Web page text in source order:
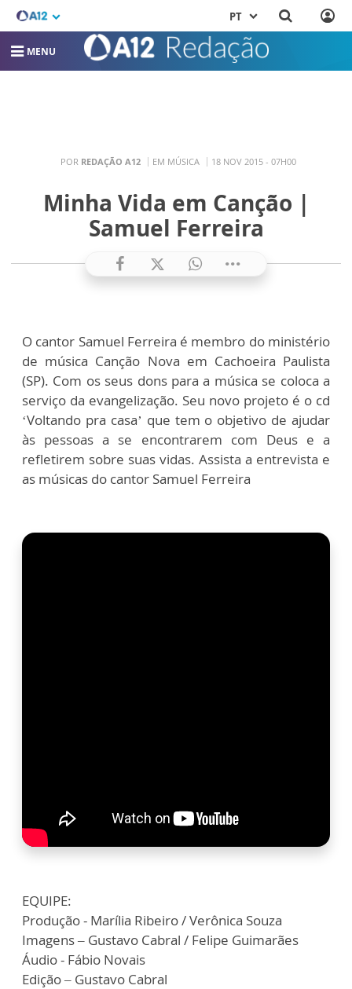
PT
MENU
POR REDAÇÃO A12 EM MÚSICA 18 NOV 2015 - 07H00
Minha Vida em Canção |
Samuel Ferreira
O cantor Samuel Ferreira é membro do ministério
de música Canção Nova em Cachoeira Paulista
(SP). Com os seus dons para a música se coloca a
serviço da evangelização. Seu novo projeto é o cd
‘Voltando pra casa’ que tem o objetivo de ajudar
às pessoas a se encontrarem com Deus e a
refletirem sobre suas vidas. Assista a entrevista e
as músicas do cantor Samuel Ferreira
EQUIPE:
Produção - Marília Ribeiro / Verônica Souza
Imagens – Gustavo Cabral / Felipe Guimarães
Áudio - Fábio Novais
Edição – Gustavo Cabral